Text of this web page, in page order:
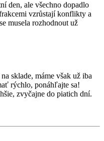
den, ale všechno dopadlo
vzrůstají konflikty a
musela rozhodnout už
sklade, máme však už iba
rýchlo, ponáhľajte sa!
zvyčajne do piatich dní.